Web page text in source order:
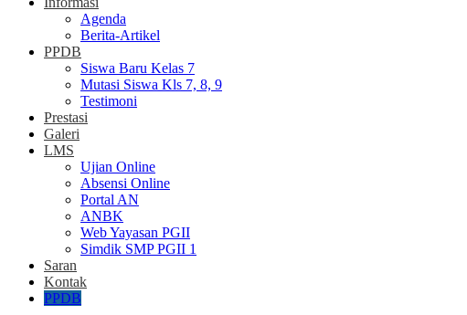
Agenda
Berita-Artikel
PPDB
Siswa Baru Kelas 7
Mutasi Siswa Kls 7, 8, 9
Testimoni
Prestasi
Galeri
LMS
Ujian Online
Absensi Online
Portal AN
ANBK
Web Yayasan PGII
Simdik SMP PGII 1
Saran
Kontak
PPDB